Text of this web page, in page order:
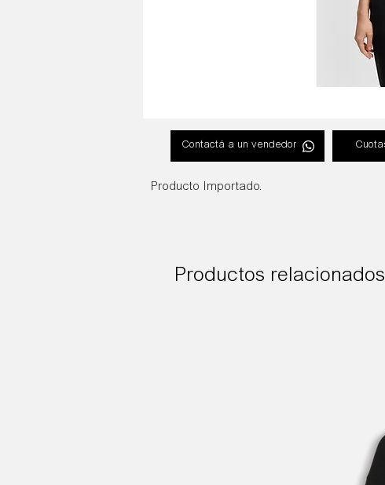
Contactá a un vendedor
Producto Importado.
Productos relacionados